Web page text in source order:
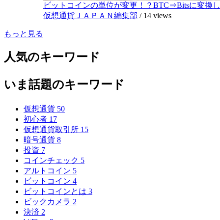
ビットコインの単位が変更！？BTC⇒Bitsに変換し
仮想通貨ＪＡＰＡＮ編集部 / 14 views
もっと見る
人気のキーワード
いま話題のキーワード
仮想通貨 50
初心者 17
仮想通貨取引所 15
暗号通貨 8
投資 7
コインチェック 5
アルトコイン 5
ビットコイン 4
ビットコインとは 3
ビックカメラ 2
決済 2